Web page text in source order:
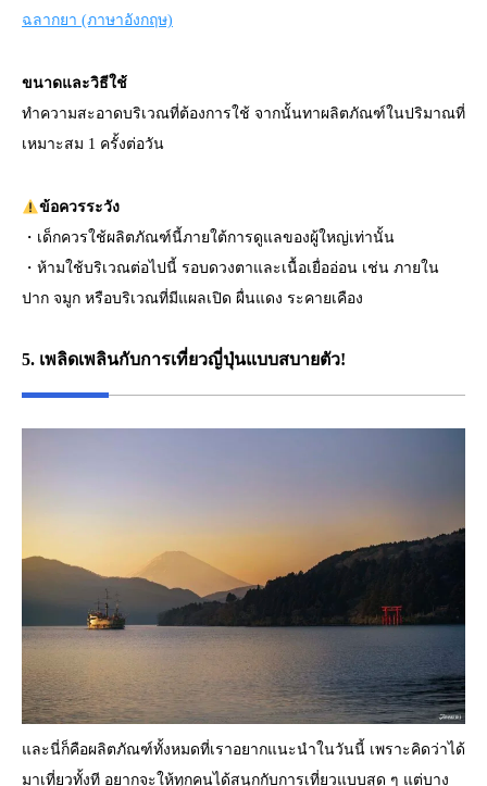
ฉลากยา (ภาษาอังกฤษ)
ขนาดและวิธีใช้
ทำความสะอาดบริเวณที่ต้องการใช้ จากนั้นทาผลิตภัณฑ์ในปริมาณที่
เหมาะสม 1 ครั้งต่อวัน
ข้อควรระวัง
・เด็กควรใช้ผลิตภัณฑ์นี้ภายใต้การดูแลของผู้ใหญ่เท่านั้น
・ห้ามใช้บริเวณต่อไปนี้ รอบดวงตาและเนื้อเยื่ออ่อน เช่น ภายใน
ปาก จมูก หรือบริเวณที่มีแผลเปิด ผื่นแดง ระคายเคือง
5. เพลิดเพลินกับการเที่ยวญี่ปุ่นแบบสบายตัว!
และนี่ก็คือผลิตภัณฑ์ทั้งหมดที่เราอยากแนะนำในวันนี้ เพราะคิดว่าได้
มาเที่ยวทั้งที อยากจะให้ทุกคนได้สนุกกับการเที่ยวแบบสุด ๆ แต่บาง